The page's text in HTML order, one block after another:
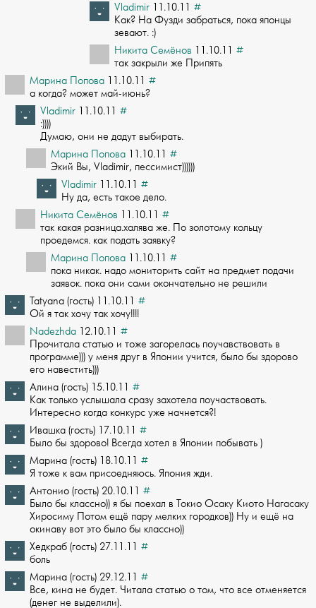
Vladimir 11.10.11 #
Как? На Фузди забраться, пока японцы
зевают. :)
Никита Семёнов 11.10.11 #
так закрыли же Припять
Марина Попова 11.10.11 #
а когда? может май-июнь?
Vladimir 11.10.11 #
:))))
Думаю, они не дадут выбирать.
Марина Попова 11.10.11 #
Экий Вы, Vladimir, пессимист))))))
Vladimir 11.10.11 #
Ну да, есть такое дело.
Никита Семёнов 11.10.11 #
так какая разница.халява же. По золотому кольцу
проедемся. как подать заявку?
Марина Попова 11.10.11 #
пока никак. надо мониторить сайт на предмет подачи
заявок. пока они сами окончате­льно не решили
Tatyana (гость) 11.10.11 #
Ой я так хочу так хочу!!!!
Nadezhda 12.10.11 #
Прочитала статью и тоже загорелась поучавствовать в
программе))) у меня друг в Яп­онии учится, было бы здорово
его навестить)))
Алина (гость) 15.10.11 #
Как только услышала сразу захотела поучаствовать.
Интересно когда конкурс уже нач­нется?!
Ивашка (гость) 17.10.11 #
Было бы здорово! Всегда хотел в Японии побывать )
Марина (гость) 18.10.11 #
Я тоже к вам присоедняюсь. Япония жди.
Антонио (гость) 20.10.11 #
Было бы классно)) я бы поехал в Токио Осаку Киото Нагасаку
Хиросиму Потом ещё пар­у мелких городков)) Ну и ещё на
окинаву вот это было бы классно))
Хедкраб (гость) 27.11.11 #
боль
Марина (гость) 29.12.11 #
Все, кина не будет. Читала статью о том, что все отменяется
(денег не выделили).